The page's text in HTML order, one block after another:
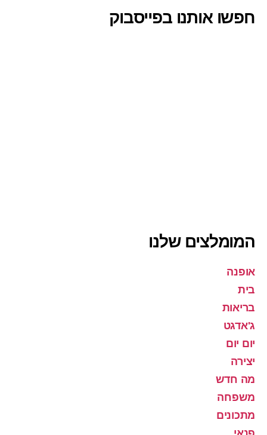
חפשו אותנו בפייסבוק
המומלצים שלנו
אופנה
בית
בריאות
ג'אדגט
יום יום
יצירה
מה חדש
משפחה
מתכונים